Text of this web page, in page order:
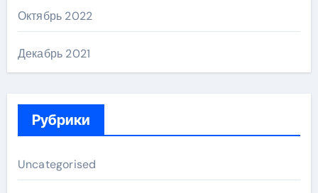
Октябрь 2022
Декабрь 2021
Рубрики
Uncategorised